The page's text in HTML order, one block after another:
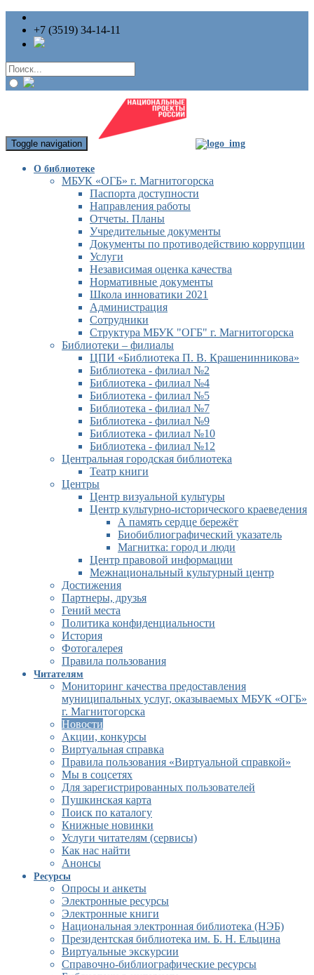
+7 (3519) 34-14-11
Toggle navigation
О библиотеке
МБУК «ОГБ» г. Магнитогорска
Паспорта доступности
Направления работы
Отчеты. Планы
Учредительные документы
Документы по противодействию коррупции
Услуги
Независимая оценка качества
Нормативные документы
Школа инноватики 2021
Администрация
Сотрудники
Структура МБУК "ОГБ" г. Магнитогорска
Библиотеки – филиалы
ЦПИ «Библиотека П. В. Крашенинникова»
Библиотека - филиал №2
Библиотека - филиал №4
Библиотека - филиал №5
Библиотека - филиал №7
Библиотека - филиал №9
Библиотека - филиал №10
Библиотека - филиал №12
Центральная городская библиотека
Театр книги
Центры
Центр визуальной культуры
Центр культурно-исторического краеведения
А память сердце бережёт
Биобиблиографический указатель
Магнитка: город и люди
Центр правовой информации
Межнациональный культурный центр
Достижения
Партнеры, друзья
Гений места
Политика конфиденциальности
История
Фотогалерея
Правила пользования
Читателям
Мониторинг качества предоставления
муниципальных услуг, оказываемых МБУК «ОГБ»
г. Магнитогорска
Новости
Акции, конкурсы
Виртуальная справка
Правила пользования «Виртуальной справкой»
Мы в соцсетях
Для зарегистрированных пользователей
Пушкинская карта
Поиск по каталогу
Книжные новинки
Услуги читателям (сервисы)
Как нас найти
Анонсы
Ресурсы
Опросы и анкеты
Электронные ресурсы
Электронные книги
Национальная электронная библиотека (НЭБ)
Президентская библиотека им. Б. Н. Ельцина
Виртуальные экскурсии
Справочно-библиографические ресурсы